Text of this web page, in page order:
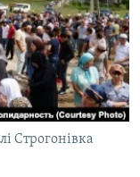
Строгонівка